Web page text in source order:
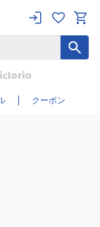
クーポン